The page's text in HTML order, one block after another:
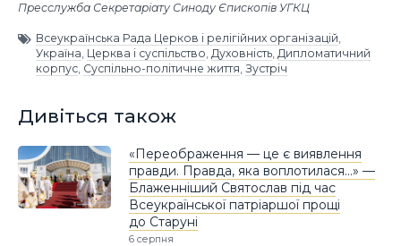
Пресслужба Секретаріату Синоду Єпископів УГКЦ
Всеукраїнська Рада Церков і релігійних організацій,
Україна, Церква і суспільство, Духовність, Дипломатичний
корпус, Суспільно-політичне життя, Зустріч
Дивіться також
«Переображення — це є виявлення
правди. Правда, яка воплотилася…» —
Блаженніший Святослав під час
Всеукраїнської патріаршої прощі
до Старуні
6 серпня